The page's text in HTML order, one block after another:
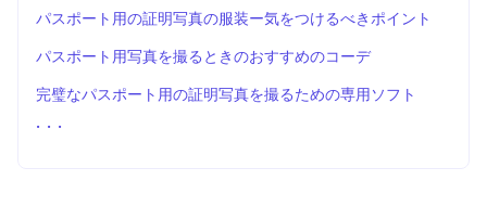
パスポート用の証明写真の服装ー気をつけるべきポイント
パスポート用写真を撮るときのおすすめのコーデ
完璧なパスポート用の証明写真を撮るための専用ソフト
パスポートの写真の服装を選ぶコツ